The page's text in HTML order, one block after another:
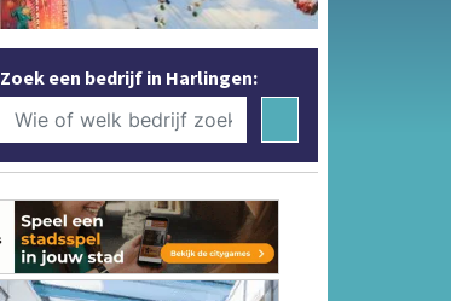
Zoek een bedrijf in Harlingen: